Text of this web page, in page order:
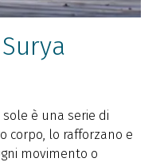
è una serie di
corpo, lo rafforzano e
movimento o